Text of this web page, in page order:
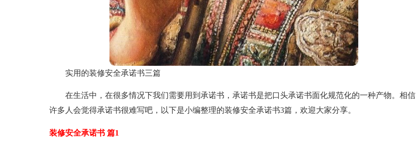
实用的装修安全承诺书三篇
在生活中，在很多情况下我们需要用到承诺书，承诺书是把口头承诺书面化规范化的一种产物。相信
许多人会觉得承诺书很难写吧，以下是小编整理的装修安全承诺书3篇，欢迎大家分享。
装修安全承诺书 篇1